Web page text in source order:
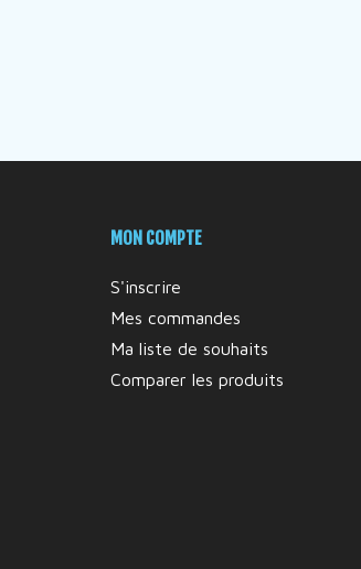
MON COMPTE
S'inscrire
Mes commandes
Ma liste de souhaits
Comparer les produits